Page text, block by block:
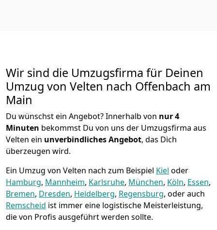
Wir sind die Umzugsfirma für Deinen
Umzug von Velten nach Offenbach am
Main
Du wünschst ein Angebot? Innerhalb von nur 4
Minuten bekommst Du von uns der Umzugsfirma aus
Velten ein unverbindliches Angebot, das Dich
überzeugen wird.
Ein Umzug von Velten nach zum Beispiel Kiel oder
Hamburg, Mannheim, Karlsruhe, München, Köln, Essen,
Bremen, Dresden, Heidelberg, Regensburg, oder auch
Remscheid ist immer eine logistische Meisterleistung,
die von Profis ausgeführt werden sollte.